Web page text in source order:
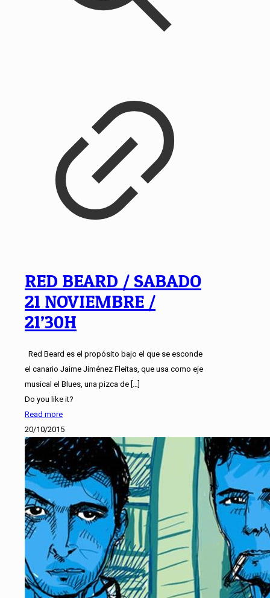
RED BEARD / SABADO
21 NOVIEMBRE /
21’30H
Red Beard es el propósito bajo el que se esconde
el canario Jaime Jiménez Fleitas, que usa como eje
musical el Blues, una pizca de […]
Do you like it?
Read more
20/10/2015